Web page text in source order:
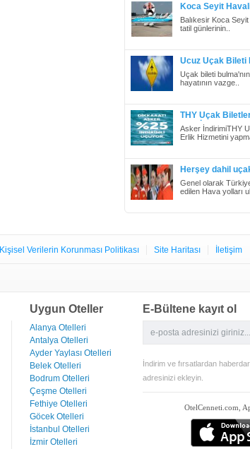
Koca Seyit
Balıkesir Koca
tatil günlerinin..
Ucuz Uçak Bileti
Uçak bileti
hayatının vazge..
THY Uçak
%25 İndirim
Asker İndirimiTHY
Erlik Hizmetini
Herşey dahil
Genel olarak
edilen Hava yolları
Kişisel Verilerin Korunması Politikası Site Haritası İletişim
Uygun Oteller
Alanya Otelleri
Antalya Otelleri
Ayder Yaylası Otelleri
Belek Otelleri
Bodrum Otelleri
Çeşme Otelleri
Fethiye Otelleri
Göcek Otelleri
İstanbul Otelleri
İzmir Otelleri
E-Bültene kayıt ol
İndirim ve fırsatlardan
adresinizi ekleyin.
OtelCenneti.com,